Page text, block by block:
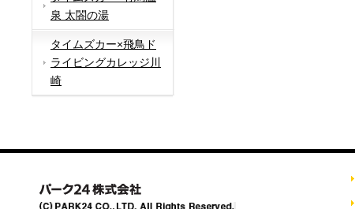
泉 太閤の湯
タイムズカー×飛鳥ド
ライビングカレッジ川
崎